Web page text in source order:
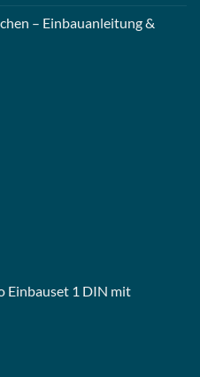
– Einbauanleitung &
Einbauset 1 DIN mit